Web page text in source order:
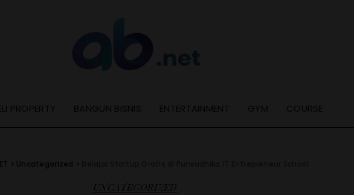
PROPERTY BANGUN BISNIS ENTERTAINMENT GYM COURSE
> Uncategorized >
UNCATEGORIZED